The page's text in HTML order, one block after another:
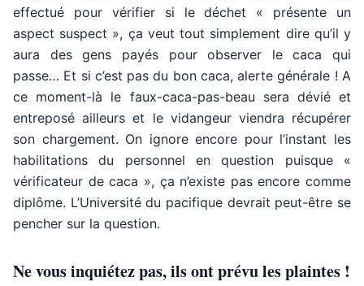
effectué pour vérifier si le déchet « présente un
aspect suspect », ça veut tout simplement dire qu’il y
aura des gens payés pour observer le caca qui
passe… Et si c’est pas du bon caca, alerte générale ! A
ce moment-là le faux-caca-pas-beau sera dévié et
entreposé ailleurs et le vidangeur viendra récupérer
son chargement. On ignore encore pour l’instant les
habilitations du personnel en question puisque «
vérificateur de caca », ça n’existe pas encore comme
diplôme. L’Université du pacifique devrait peut-être se
pencher sur la question.
Ne vous inquiétez pas, ils ont prévu les plaintes !